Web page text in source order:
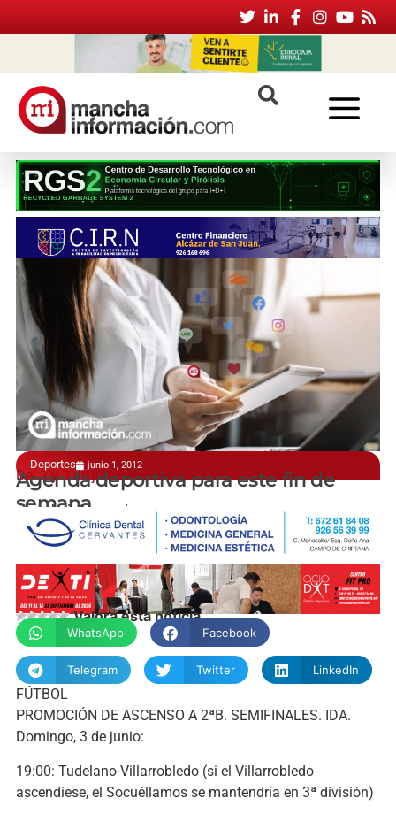
Deportes junio 1, 2012
Del 2 y 3 de junio
Agenda deportiva para este fin de
semana
manchainformacion.com
Valora esta noticia
WhatsApp Facebook
Telegram Twitter LinkedIn
FÚTBOL
PROMOCIÓN DE ASCENSO A 2ªB. SEMIFINALES. IDA.
Domingo, 3 de junio:
19:00: Tudelano-Villarrobledo (si el Villarrobledo
ascendiese, el Socuéllamos se mantendría en 3ª división)